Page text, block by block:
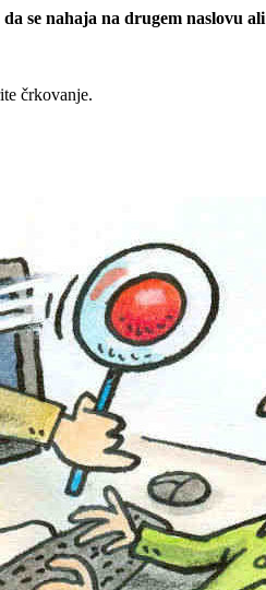
se nahaja na drugem naslovu
črkovanje.